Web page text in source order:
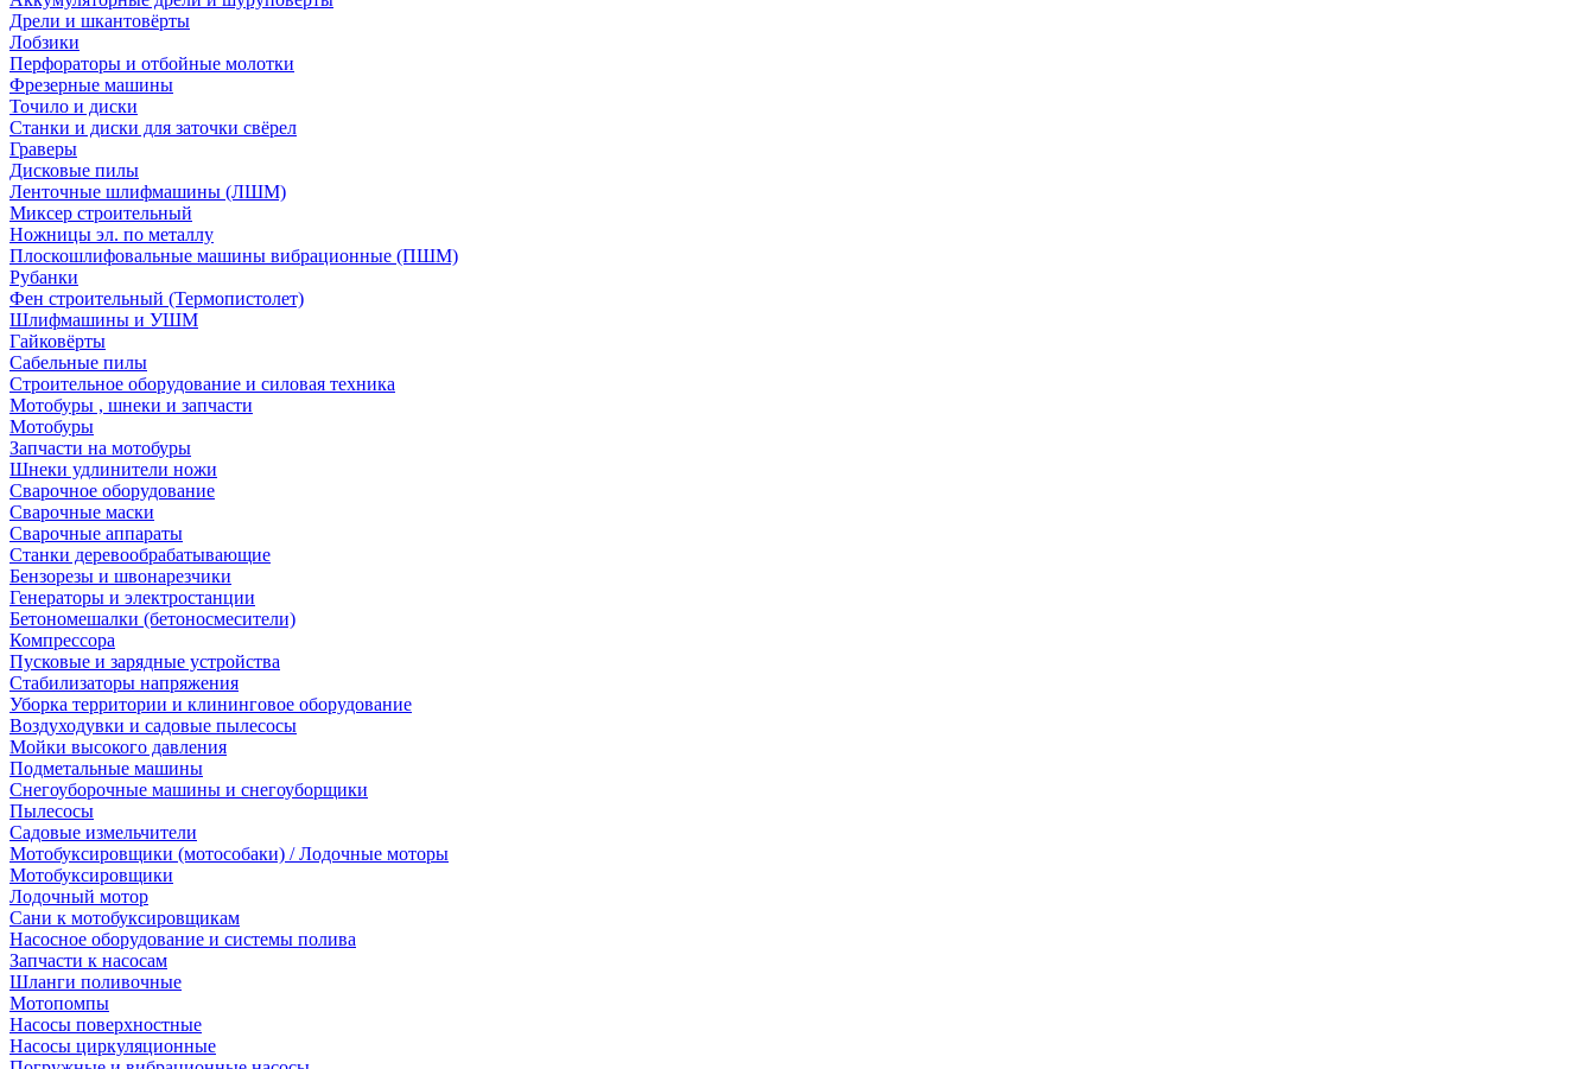
Дрели и шкантовёрты
Лобзики
Перфораторы и отбойные молотки
Фрезерные машины
Точило и диски
Станки и диски для заточки свёрел
Граверы
Дисковые пилы
Ленточные шлифмашины (ЛШМ)
Миксер строительный
Ножницы эл. по металлу
Плоскошлифовальные машины вибрационные (ПШМ)
Рубанки
Фен строительный (Термопистолет)
Шлифмашины и УШМ
Гайковёрты
Сабельные пилы
Строительное оборудование и силовая техника
Мотобуры , шнеки и запчасти
Мотобуры
Запчасти на мотобуры
Шнеки удлинители ножи
Сварочное оборудование
Сварочные маски
Сварочные аппараты
Станки деревообрабатывающие
Бензорезы и швонарезчики
Генераторы и электростанции
Бетономешалки (бетоносмесители)
Компрессора
Пусковые и зарядные устройства
Стабилизаторы напряжения
Уборка территории и клининговое оборудование
Воздуходувки и садовые пылесосы
Мойки высокого давления
Подметальные машины
Снегоуборочные машины и снегоуборщики
Пылесосы
Садовые измельчители
Мотобуксировщики (мотособаки) / Лодочные моторы
Мотобуксировщики
Лодочный мотор
Сани к мотобуксировщикам
Насосное оборудование и системы полива
Запчасти к насосам
Шланги поливочные
Мотопомпы
Насосы поверхностные
Насосы циркуляционные